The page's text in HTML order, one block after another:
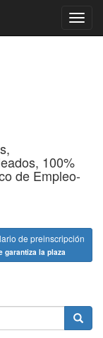
100%
de Empleo-
de preinscripción
garantiza la plaza